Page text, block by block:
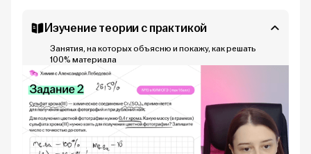
Изучение теории с практикой
Занятия, на которых объясню и покажу, как решать
100% материала